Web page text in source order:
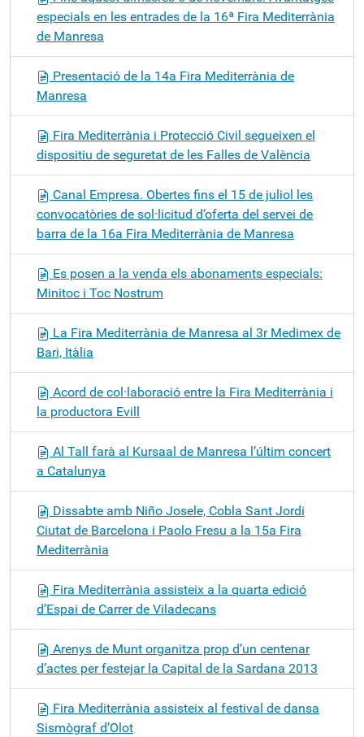
especials en les entrades de la 16ª Fira Mediterrània
de Manresa
Presentació de la 14a Fira Mediterrània de
Manresa
Fira Mediterrània i Protecció Civil segueixen el
dispositiu de seguretat de les Falles de València
Canal Empresa. Obertes fins el 15 de juliol les
convocatòries de sol·licitud d’oferta del servei de
barra de la 16a Fira Mediterrània de Manresa
Es posen a la venda els abonaments especials:
Minitoc i Toc Nostrum
La Fira Mediterrània de Manresa al 3r Medimex de
Bari, Itàlia
Acord de col·laboració entre la Fira Mediterrània i
la productora Evill
Al Tall farà al Kursaal de Manresa l’últim concert
a Catalunya
Dissabte amb Niño Josele, Cobla Sant Jordi
Ciutat de Barcelona i Paolo Fresu a la 15a Fira
Mediterrània
Fira Mediterrània assisteix a la quarta edició
d’Espai de Carrer de Viladecans
Arenys de Munt organitza prop d’un centenar
d’actes per festejar la Capital de la Sardana 2013
Fira Mediterrània assisteix al festival de dansa
Sismògraf d’Olot